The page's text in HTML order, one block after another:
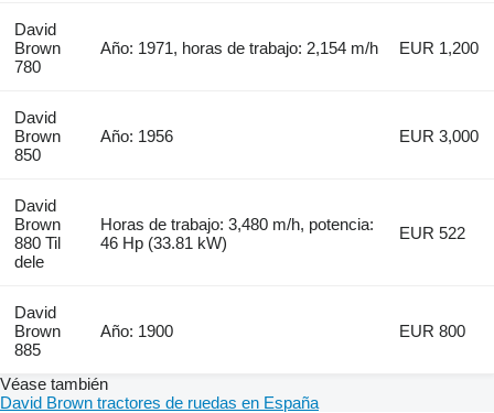
David
Brown
780
Año: 1971, horas de trabajo: 2,154 m/h EUR 1,200
David
Brown
850
Año: 1956 EUR 3,000
David
Brown
880 Til
dele
Horas de trabajo: 3,480 m/h, potencia:
46 Hp (33.81 kW)
EUR 522
David
Brown
885
Año: 1900 EUR 800
Véase también
David Brown tractores de ruedas en España